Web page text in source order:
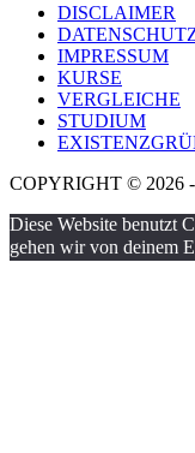
DISCLAIMER
IMPRESSUM
KURSE
VERGLEICHE
STUDIUM
COPYRIGHT © 2026
Diese Website benutzt
gehen wir von deinem